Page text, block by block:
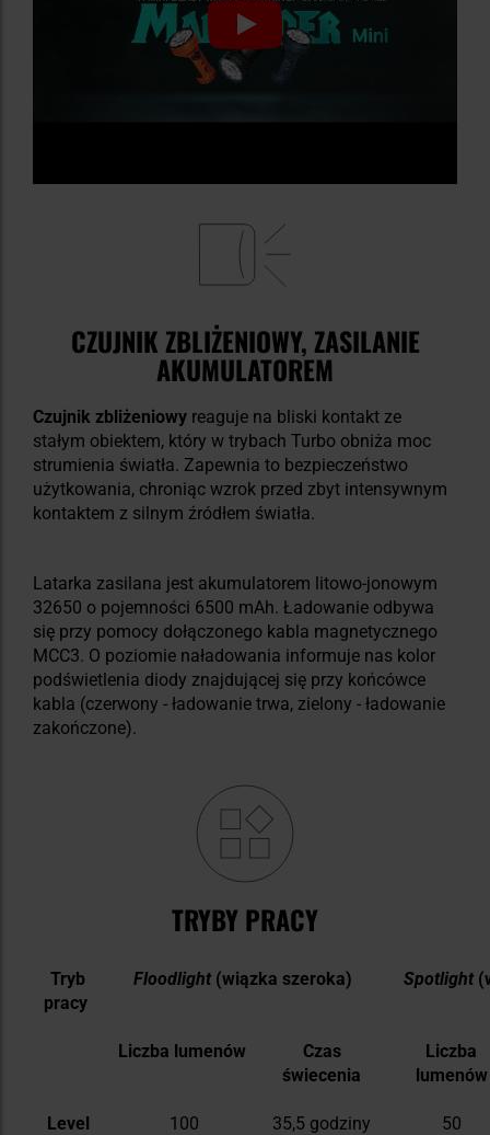
CZUJNIK ZBLIŻENIOWY, ZASILANIE
AKUMULATOREM
Czujnik zbliżeniowy reaguje na bliski kontakt ze
stałym obiektem, który w trybach Turbo obniża moc
strumienia światła. Zapewnia to bezpieczeństwo
użytkowania, chroniąc wzrok przed zbyt intensywnym
kontaktem z silnym źródłem światła.
Latarka zasilana jest akumulatorem litowo-jonowym
32650 o pojemności 6500 mAh. Ładowanie odbywa
się przy pomocy dołączonego kabla magnetycznego
MCC3. O poziomie naładowania informuje nas kolor
podświetlenia diody znajdującej się przy końcówce
kabla (czerwony - ładowanie trwa, zielony - ładowanie
zakończone).
TRYBY PRACY
Tryb
pracy
Floodlight(wiązka szeroka) Spotlight
Liczba lumenów
Czas
świecenia
Liczba
lumenów
Level
100 35,5 godziny 50